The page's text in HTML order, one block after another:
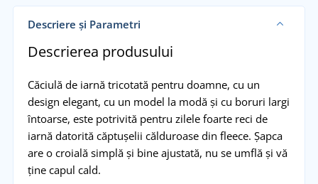
Descriere și Parametri
Descrierea produsului
Căciulă de iarnă tricotată pentru doamne, cu un
design elegant, cu un model la modă și cu boruri largi
întoarse, este potrivită pentru zilele foarte reci de
iarnă datorită căptușelii călduroase din fleece. Șapca
are o croială simplă și bine ajustată, nu se umflă și vă
ține capul cald.